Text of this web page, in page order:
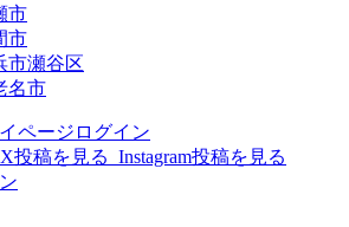
市
市
市瀬谷区
名市
ページログイン
X投稿を見る Instagram投稿を見る